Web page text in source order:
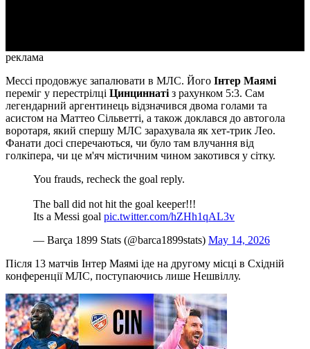
реклама
Мессі продовжує запалювати в МЛС. Його Інтер Маямі
переміг у перестрілці Цинциннатіз рахунком 5:3. Сам
легендарний аргентинець відзначився двома голами та
асистом на Маттео Сільветті, а також доклався до автогола
воротаря, який спершу МЛС зарахувала як хет-трик Лео.
Фанати досі сперечаються, чи було там влучання від
голкіпера, чи це м'яч містичним чином закотився у сітку.
You frauds, recheck the goal reply.
The ball did not hit the goal keeper!!!
Its a Messi goal pic.twitter.com/hZHh1qAL3v
— Barça 1899 Stats (@barca1899stats) May 14, 2026
Після 13 матчів Інтер Маямі іде на другому місці в Східній
конференції МЛС, поступаючись лише Нешвіллу.